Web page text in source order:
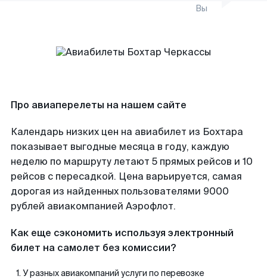
Вы
Про авиаперелеты на нашем сайте
Календарь низких цен на авиабилет из Бохтара
показывает выгодные месяца в году, каждую
неделю по маршруту летают 5 прямых рейсов и 10
рейсов с пересадкой. Цена варьируется, самая
дорогая из найденных пользователями 9000
рублей авиакомпанией Аэрофлот.
Как еще сэкономить используя электронный
билет на самолет без комиссии?
У разных авиакомпаний услуги по перевозке